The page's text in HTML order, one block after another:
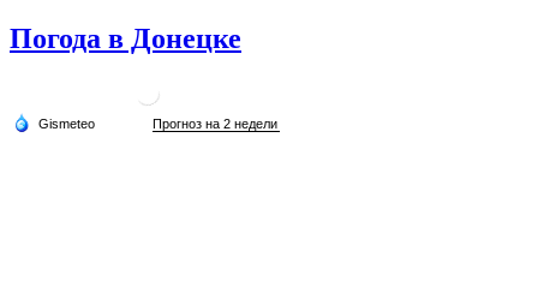
Погода в Донецке